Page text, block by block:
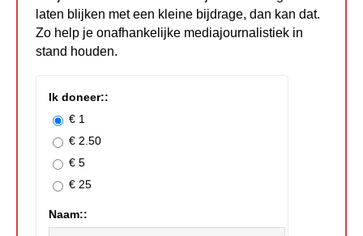
laten blijken met een kleine bijdrage, dan kan dat.
Zo help je onafhankelijke mediajournalistiek in
stand houden.
Ik doneer::
€ 1
€ 2.50
€ 5
€ 25
Naam::